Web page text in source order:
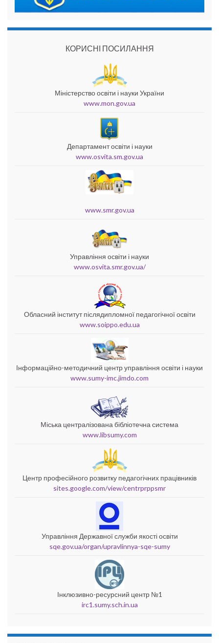
КОРИСНІ ПОСИЛАННЯ
Міністерство освіти і науки України
www.mon.gov.ua
Департамент освіти і науки
www.osvita.sm.gov.ua
www.smr.gov.ua
Управління освіти і науки
www.osvita.smr.gov.ua/
Обласний інститут післядипломної педагогічної освіти
www.soippo.edu.ua
Інформаційно-методичний центр управління освіти і науки
www.sumy-imc.jimdo.com
Міська централізована бібліотечна система
www.libsumy.com
Центр професійного розвитку педагогічних працівників
sites.google.com/view/centrprppsmr
Управління Державної служби якості освіти
sqe.gov.ua/organ/upravlinnya-sqe-sumy
Інклюзивно-ресурсний центр №1
irc1.sumy.sch.in.ua